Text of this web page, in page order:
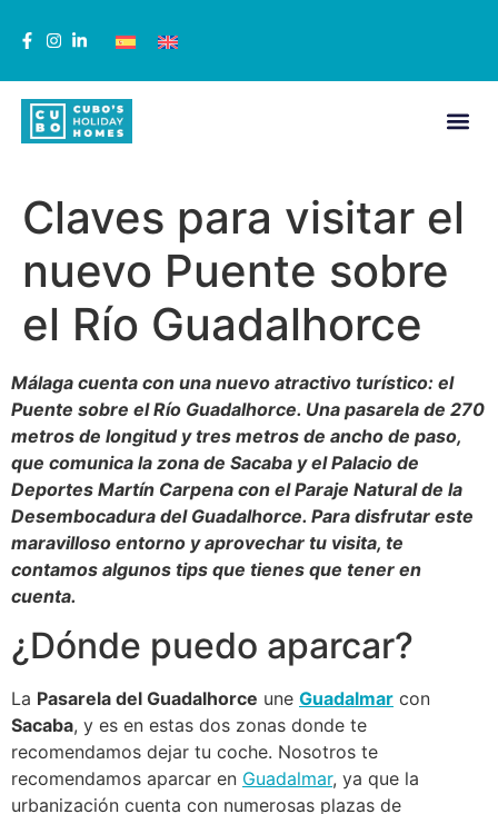
Claves para visitar el
nuevo Puente sobre
el Río Guadalhorce
Málaga cuenta con una nuevo atractivo turístico: el
Puente sobre el Río Guadalhorce. Una pasarela de 270
metros de longitud y tres metros de ancho de paso,
que comunica la zona de Sacaba y el Palacio de
Deportes Martín Carpena con el Paraje Natural de la
Desembocadura del Guadalhorce. Para disfrutar este
maravilloso entorno y aprovechar tu visita, te
contamos algunos tips que tienes que tener en
cuenta.
¿Dónde puedo aparcar?
La Pasarela del Guadalhorce une Guadalmar con
Sacaba, y es en estas dos zonas donde te
recomendamos dejar tu coche. Nosotros te
recomendamos aparcar en Guadalmar, ya que la
urbanización cuenta con numerosas plazas de